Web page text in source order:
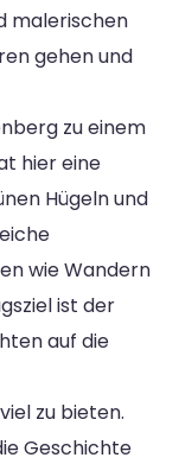
malerischen
gehen und
zu einem
hier eine
Hügeln und
wie Wandern
ist der
auf die
zu bieten.
Geschichte